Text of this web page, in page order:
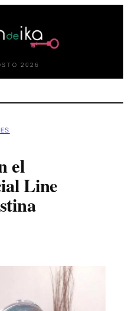
2026
el
Line